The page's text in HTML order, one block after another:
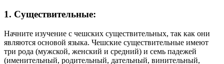
1. Существительные:
Начните изучение с чешских существительных, так как они
являются основой языка. Чешские существительные имеют
три рода (мужской, женский и средний) и семь падежей
(именительный, родительный, дательный, винительный,